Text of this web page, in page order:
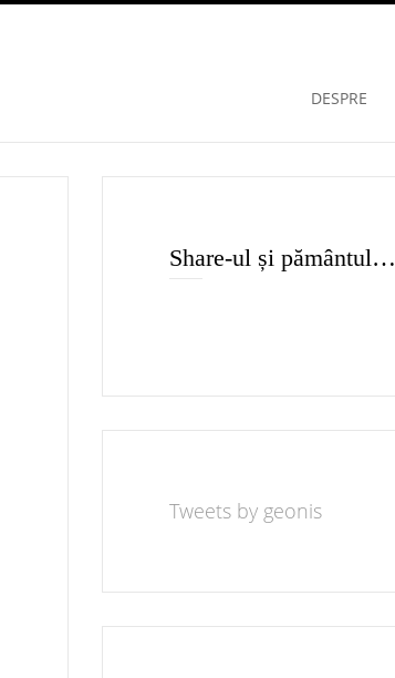
DESPRE
Share-ul și pământul…
Tweets by geonis